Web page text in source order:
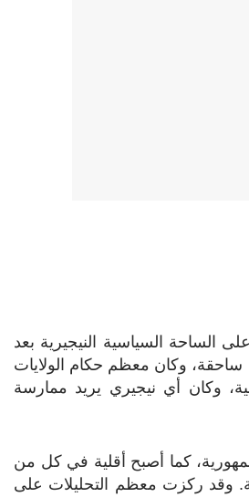
الساحة السياسية النيجيرية بعد
الرئاسية بأغلبية ساحقة، وكان معظم حكام الولايات
وكان أي نيجيري يريد ممارسة
كما أصبح أقلية في كل من
الشيوخ والآن لديه فقط 13 حاكما فقط من حكام (36) ولاية. وقد ركزت معظم التحليلات على